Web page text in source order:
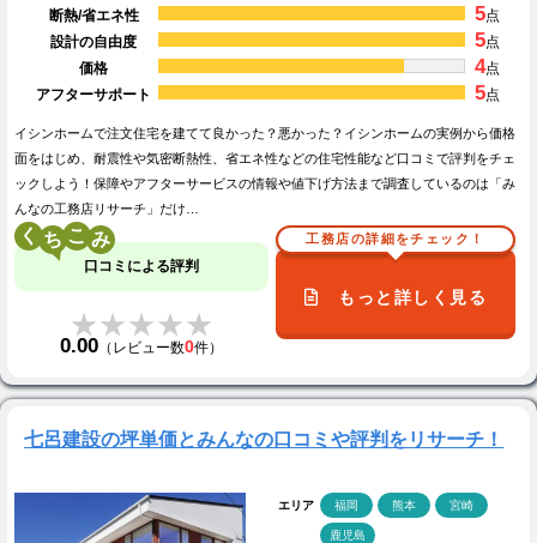
断熱/省エネ性
5点
設計の自由度
5点
価格
4点
アフターサポート
5点
イシンホームで注文住宅を建てて良かった？悪かった？イシンホームの実例から価格
面をはじめ、耐震性や気密断熱性、省エネ性などの住宅性能など口コミで評判をチェ
ックしよう！保障やアフターサービスの情報や値下げ方法まで調査しているのは「み
んなの工務店リサーチ」だけ…
く こ
口コミによる評判
★★★★★
★★★★★
0.00 （レビュー数0件）
工務店の詳細をチェック！
もっと詳しく見る
七呂建設の坪単価とみんなの口コミや評判をリサーチ！
エリア 福岡 熊本 宮崎
鹿児島